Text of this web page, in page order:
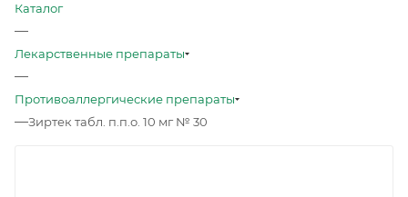
Каталог
—
Лекарственные препараты
—
Противоаллергические препараты
—Зиртек табл. п.п.о. 10 мг № 30